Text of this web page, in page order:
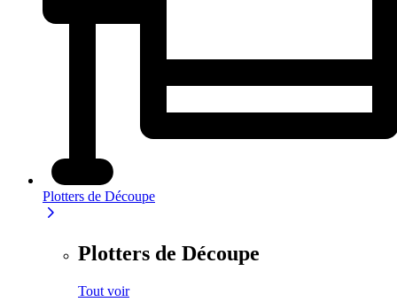
Plotters de Découpe
Plotters de Découpe
Tout voir